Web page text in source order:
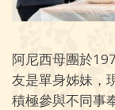
阿尼西母團於
友是單身姊妹，
積極參與不同事